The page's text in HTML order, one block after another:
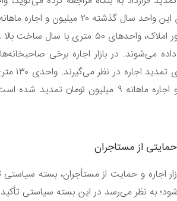
می‌شوند. در بازار اجاره برخی
از مستاجران
اجاره و حمایت از مستأجران، بسته
به نظر می‌رسد در این بسته سیاستی تأکید